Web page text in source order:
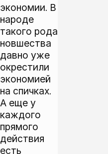
экономии. В
народе
такого рода
новшества
давно уже
окрестили
экономией
на спичках.
А еще у
каждого
прямого
действия
есть